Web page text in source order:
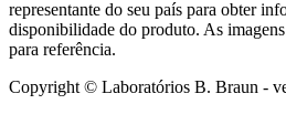
representante do seu país para obter
disponibilidade do produto. As
para referência.
Copyright © Laboratórios B. Braun -